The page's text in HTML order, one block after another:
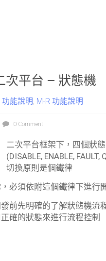
平台 – 狀態機
功能說明, M-R 功能說明
0 Comment
二次平台框架下，四個狀態
(DISABLE, ENABLE, FAULT,
切換原則是個鐵律
必須依附這個鐵律下進行
前先明確的了解狀態機流
確的狀態來進行流程控制